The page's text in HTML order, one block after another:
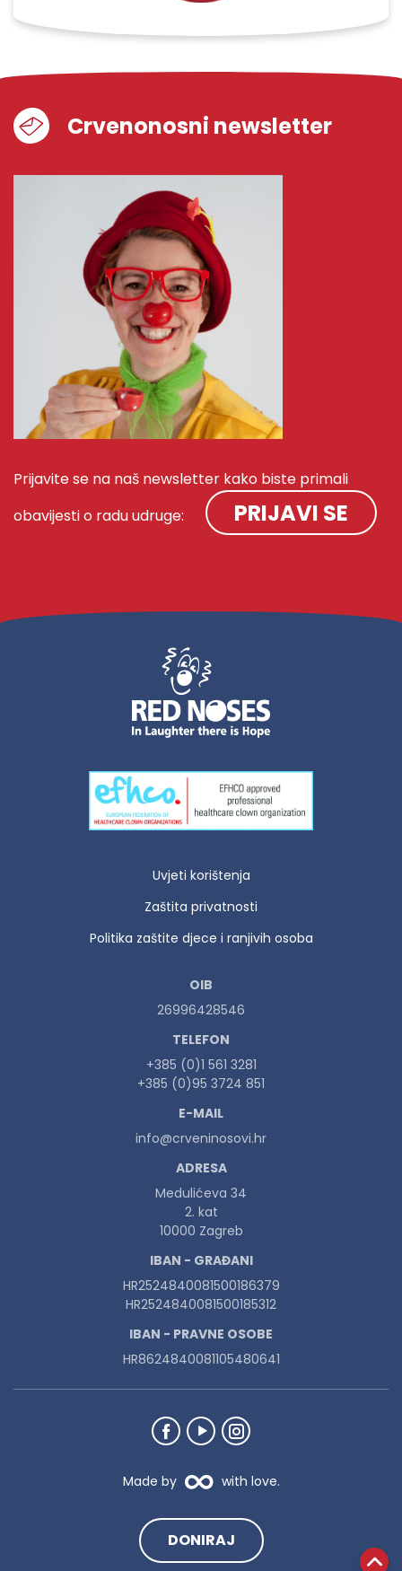
Crvenonosni newsletter
Prijavite se na naš newsletter kako biste primali
obavijesti o radu udruge:
PRIJAVI SE
Uvjeti korištenja
Zaštita privatnosti
Politika zaštite djece i ranjivih osoba
OIB
26996428546
TELEFON
+385 (0)1 561 3281
+385 (0)95 3724 851
E-MAIL
info@crveninosovi.hr
ADRESA
Medulićeva 34
2. kat
10000 Zagreb
IBAN - GRAĐANI
HR2524840081500186379
HR2524840081500185312
IBAN - PRAVNE OSOBE
HR8624840081105480641
Made by with love.
DONIRAJ